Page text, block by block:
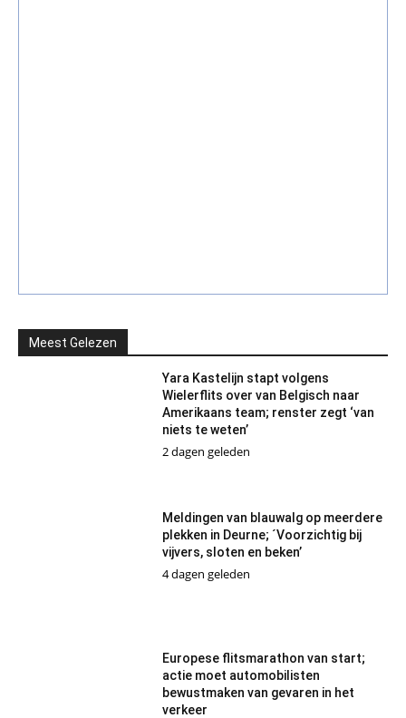
Meest Gelezen
Yara Kastelijn stapt volgens
Wielerflits over van Belgisch naar
Amerikaans team; renster zegt ‘van
niets te weten’
2 dagen geleden
Meldingen van blauwalg op meerdere
plekken in Deurne; ´Voorzichtig bij
vijvers, sloten en beken’
4 dagen geleden
Europese flitsmarathon van start;
actie moet automobilisten
bewustmaken van gevaren in het
verkeer